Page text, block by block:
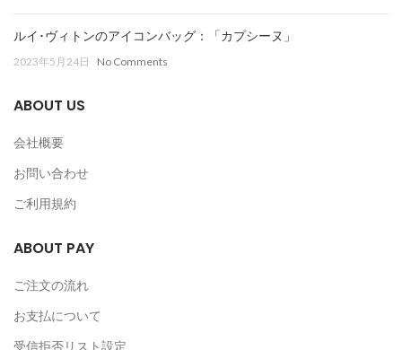
ルイ･ヴィトンのアイコンバッグ：「カプシーヌ」
2023年5月24日 No Comments
ABOUT US
会社概要
お問い合わせ
ご利用規約
ABOUT PAY
ご注文の流れ
お支払について
受信拒否リスト設定